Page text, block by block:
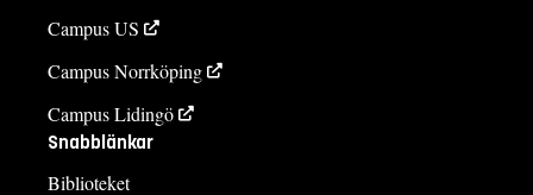
Campus US
Campus Norrköping
Campus Lidingö
Snabblänkar
Biblioteket